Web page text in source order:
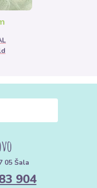
05 Šala
904